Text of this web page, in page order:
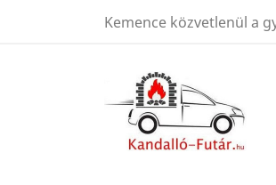
Kemence közvetlenül a